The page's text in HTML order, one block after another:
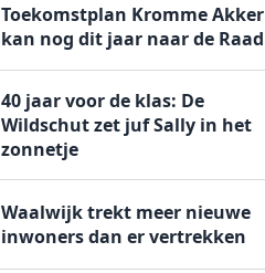
Toekomstplan Kromme Akker
kan nog dit jaar naar de Raad
40 jaar voor de klas: De
Wildschut zet juf Sally in het
zonnetje
Waalwijk trekt meer nieuwe
inwoners dan er vertrekken